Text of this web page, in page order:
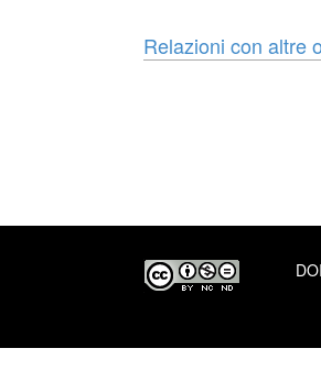
Relazioni con altre